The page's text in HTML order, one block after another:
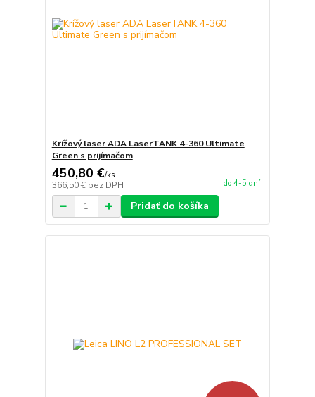
Krížový laser ADA LaserTANK 4-360 Ultimate
Green s prijímačom
450,80 €/ks
366,50 € bez DPH do 4-5 dní
Pridať do košíka